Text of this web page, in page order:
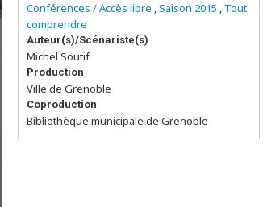
Conférences / Accès libre ,Saison 2015 , Tout
comprendre
Auteur(s)/Scénariste(s)
Michel Soutif
Production
Ville de Grenoble
Coproduction
Bibliothèque municipale de Grenoble